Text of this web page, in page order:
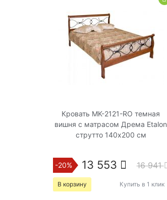
Кровать MK-2121-RO темная
вишня с матрасом Дрема Etalon
струтто 140х200 см
-20% 13 553 16 941
В корзину Купить в 1 клик